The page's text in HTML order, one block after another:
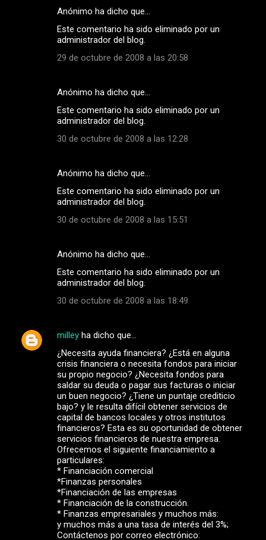
Anónimo ha dicho que…
Este comentario ha sido eliminado por un
administrador del blog.
29 de octubre de 2008 a las 20:58
Anónimo ha dicho que…
Este comentario ha sido eliminado por un
administrador del blog.
30 de octubre de 2008 a las 12:28
Anónimo ha dicho que…
Este comentario ha sido eliminado por un
administrador del blog.
30 de octubre de 2008 a las 15:51
Anónimo ha dicho que…
Este comentario ha sido eliminado por un
administrador del blog.
30 de octubre de 2008 a las 18:49
milley ha dicho que…
¿Necesita ayuda financiera? ¿Está en alguna
crisis financiera o necesita fondos para iniciar
su propio negocio? ¿Necesita fondos para
saldar su deuda o pagar sus facturas o iniciar
un buen negocio? ¿Tiene un puntaje crediticio
bajo? y le resulta difícil obtener servicios de
capital de bancos locales y otros institutos
financieros? Esta es su oportunidad de obtener
servicios financieros de nuestra empresa.
Ofrecemos el siguiente financiamiento a
particulares:
* Financiación comercial
*Finanzas personales
*Financiación de las empresas
* Financiación de la construcción.
* Finanzas empresariales y muchos más:
y muchos más a una tasa de interés del 3%;
Contáctenos por correo electrónico: